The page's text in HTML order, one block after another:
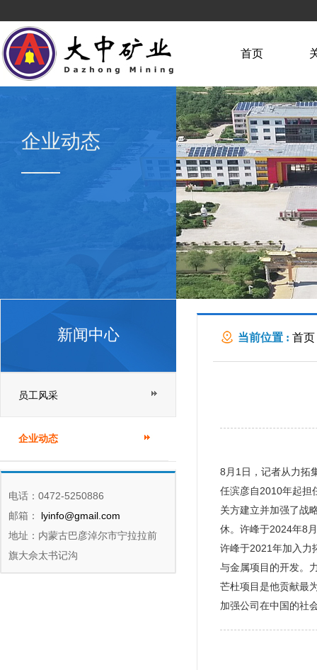
首页
企业动态
新闻中心
员工风采
企业动态
电话：0472-5250886
邮箱：
lyinfo@gmail.com
地址：内蒙古巴彦淖尔市宁拉拉前
旗大佘太书记沟
当前位置 : 首页
8月1日，记者从力拓
任滨彦自2010年起担
关方建立并加强了战
休。许峰于2024年8
许峰于2021年加入力
与金属项目的开发。
芒杜项目是他贡献最
加强公司在中国的社